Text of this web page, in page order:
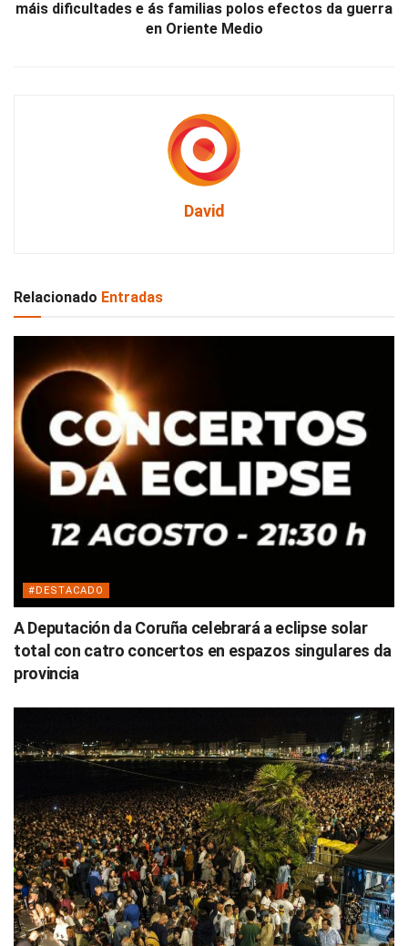
máis dificultades e ás familias polos efectos da guerra
en Oriente Medio
David
Relacionado Entradas
#DESTACADO
A Deputación da Coruña celebrará a eclipse solar
total con catro concertos en espazos singulares da
provincia